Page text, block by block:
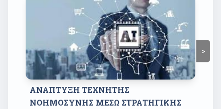
ΑΝΑΠΤΥΞΗ ΤΕΧΝΗΤΗΣ
ΝΟΗΜΟΣΥΝΗΣ ΜΕΣΩ ΣΤΡΑΤΗΓΙΚΗΣ
>